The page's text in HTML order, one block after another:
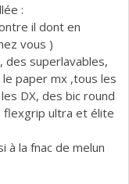
:
il dont en
vous )
des superlavables,
paper mx ,tous les
DX, des bic round
flexgrip ultra et élite
à la fnac de melun